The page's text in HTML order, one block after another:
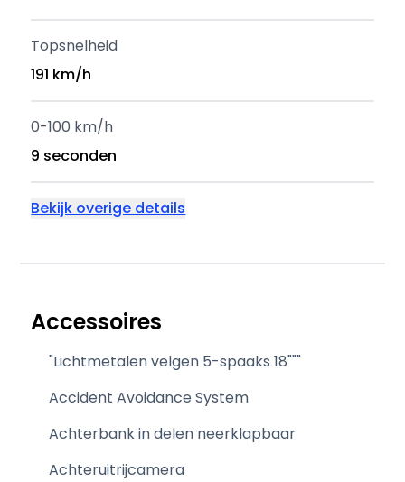
Topsnelheid
191 km/h
0-100 km/h
9 seconden
Bekijk overige details
Accessoires
"Lichtmetalen velgen 5-spaaks 18"""
Accident Avoidance System
Achterbank in delen neerklapbaar
Achteruitrijcamera